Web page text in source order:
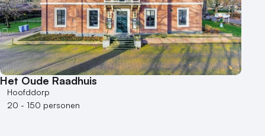
Aantal personen
1 - 50 personen
50 - 100 personen
100 - 250 personen
250 - 500 personen
500+ personen
Bijzondere locaties
Het Oude Raadhuis
Hoofddorp
20 - 150 personen